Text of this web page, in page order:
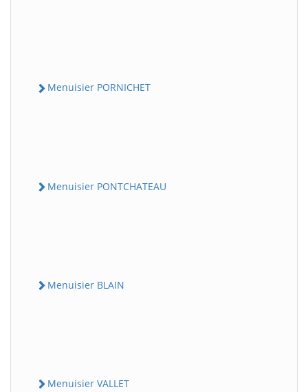
Menuisier PORNICHET
Menuisier PONTCHATEAU
Menuisier BLAIN
Menuisier VALLET